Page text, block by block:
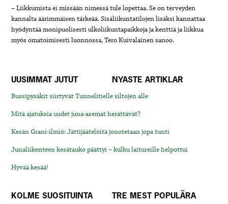
– Liikkumista ei missään nimessä tule lopettaa. Se on terveyden
kannalta äärimmäisen tärkeää. Sisäliikuntatilojen lisäksi kannattaa
hyödyntää monipuolisesti ulkoliikuntapaikkoja ja kenttiä ja liikkua
myös omatoimisesti luonnossa, Tero Kuivalainen sanoo.
UUSIMMAT JUTUT NYASTE ARTIKLAR
Bussipysäkit siirtyvät Tunnelitielle siltojen alle
Mitä ajatuksia uudet juna-asemat herättävät?
Kesän Grani-ilmiö: Jättijäätelöitä jonotetaan jopa tunti
Junaliikenteen kesätauko päättyi – kulku laitureille helpottui
Hyvää kesää!
KOLME SUOSITUINTA TRE MEST POPULÄRA